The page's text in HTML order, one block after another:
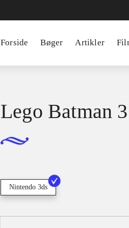
Forside Bøger Artikler
Lego Batman
Nintendo 3ds